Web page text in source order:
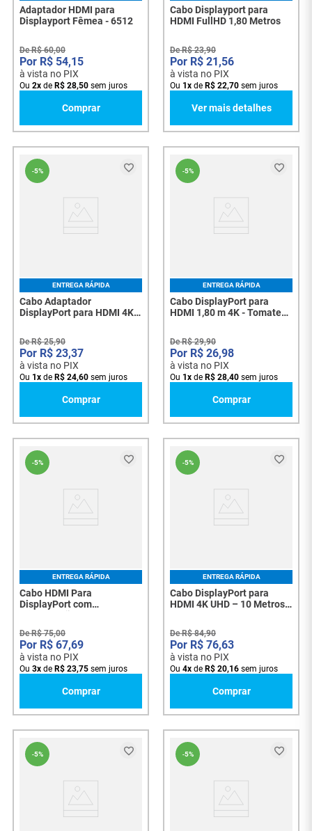
Adaptador HDMI para
Displayport Fêmea - 6512
DeR$ 60,00
R$ 54,15
à vista no PIX
Ou 2x de R$ 28,50 sem juros
Comprar
Cabo Displayport para
HDMI FullHD 1,80 Metros
DeR$ 23,90
R$ 21,56
à vista no PIX
Ou 1x de R$ 22,70 sem juros
Ver mais detalhes
-5%
ENTREGA RÁPIDA
Cabo Adaptador
DisplayPort para HDMI 4K
DeR$ 25,90
R$ 23,37
à vista no PIX
Ou 1x de R$ 24,60 sem juros
Comprar
-5%
ENTREGA RÁPIDA
Cabo DisplayPort para
HDMI 1,80 m 4K - Tomate
DeR$ 29,90
R$ 26,98
à vista no PIX
Ou 1x de R$ 28,40 sem juros
Comprar
-5%
ENTREGA RÁPIDA
Cabo HDMI Para
DisplayPort com
Metros - 6929
DeR$ 75,00
R$ 67,69
à vista no PIX
Ou 3x de R$ 23,75 sem juros
Comprar
-5%
ENTREGA RÁPIDA
Cabo DisplayPort para
HDMI 4K UHD – 10 Metros
DeR$ 84,90
R$ 76,63
à vista no PIX
Ou 4x de R$ 20,16 sem juros
Comprar
-5% -5%